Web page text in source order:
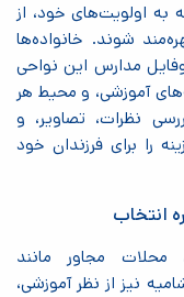
از
نواحی
محیط هر
و
خود
مانند